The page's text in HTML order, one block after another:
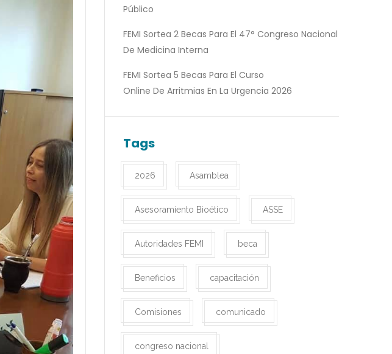
Público
FEMI Sortea 2 Becas Para El 47° Congreso Nacional
De Medicina Interna
FEMI Sortea 5 Becas Para El Curso
Online De Arritmias En La Urgencia 2026
Tags
2026 Asamblea
Asesoramiento Bioético ASSE
Autoridades FEMI beca
Beneficios capacitación
Comisiones comunicado
congreso nacional